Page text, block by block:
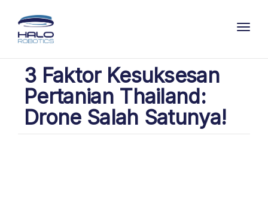
3 Faktor Kesuksesan
Pertanian Thailand:
Drone Salah Satunya!